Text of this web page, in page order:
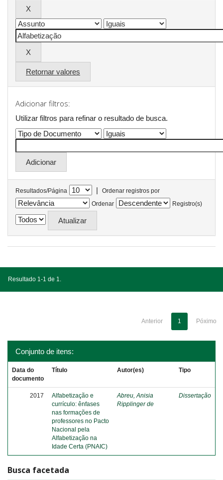
Retornar valores
Adicionar filtros:
Utilizar filtros para refinar o resultado de busca.
Resultados/Página |
Ordenar registros por
Ordenar
Registro(s)
Resultado 1-1 de 1.
Anterior 1 Póximo
Conjunto de itens:
Data do
documento
Título Autor(es) Tipo
2017
Alfabetização e
currículo: ênfases
nas formações de
professores no Pacto
Nacional pela
Alfabetização na
Idade Certa (PNAIC)
Abreu, Anisia
Ripplinger de
Dissertação
Busca facetada